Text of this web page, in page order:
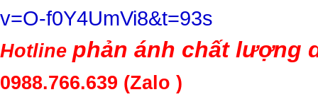
v=O-f0Y4UmVi8&t=93s
Hotline phản ánh chất lượng
0988.766.639 (Zalo )